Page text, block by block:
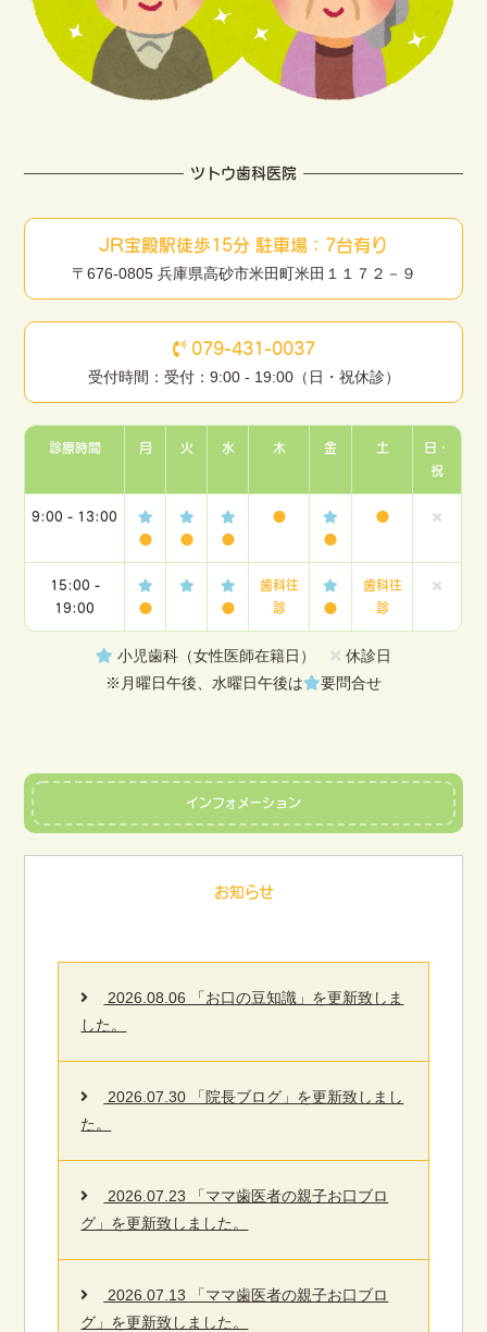
ツトウ歯科医院
JR宝殿駅徒歩15分 駐車場：7台有り
〒676-0805 兵庫県高砂市米田町米田１１７２－９
079-431-0037
受付時間：受付：9:00 - 19:00（日・祝休診）
診療時間 月 火 水 木 金 土
日・
祝
9:00 - 13:00
●
● ●
●
●
●
15:00 -
19:00
● ●
歯科往
診
●
歯科往
診
小児歯科（女性医師在籍日）
休診日
※月曜日午後、水曜日午後は
要問合せ
インフォメーション
お知らせ
2026.08.06 「お口の豆知識」を更新致しま
した。
2026.07.30 「院長ブログ」を更新致しまし
た。
2026.07.23 「ママ歯医者の親子お口ブロ
グ」を更新致しました。
2026.07.13 「ママ歯医者の親子お口ブロ
グ」を更新致しました。